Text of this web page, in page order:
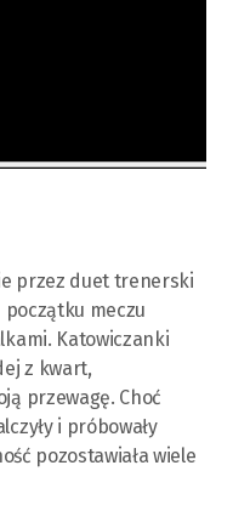
przez duet trenerski
meczu
Katowiczanki
z kwart,
przewagę. Choć
i próbowały
pozostawiała wiele